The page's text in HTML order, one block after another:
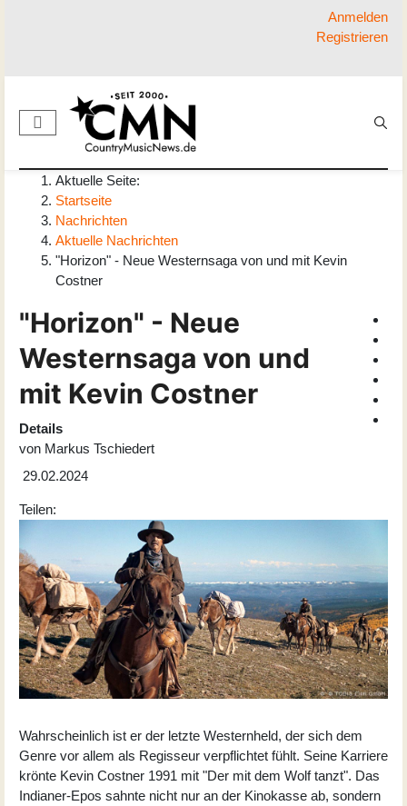
Anmelden
Registrieren
Aktuelle Seite:
Startseite
Nachrichten
Aktuelle Nachrichten
"Horizon" - Neue Westernsaga von und mit Kevin
Costner
"Horizon" - Neue
Westernsaga von und
mit Kevin Costner
Details
von Markus Tschiedert
29.02.2024
Teilen:
Wahrscheinlich ist er der letzte Westernheld, der sich dem
Genre vor allem als Regisseur verpflichtet fühlt. Seine Karriere
krönte Kevin Costner 1991 mit "Der mit dem Wolf tanzt". Das
Indianer-Epos sahnte nicht nur an der Kinokasse ab, sondern